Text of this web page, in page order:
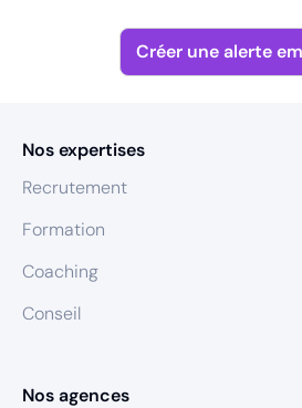
Créer une alerte
Nos expertises
Recrutement
Formation
Coaching
Conseil
Nos agences